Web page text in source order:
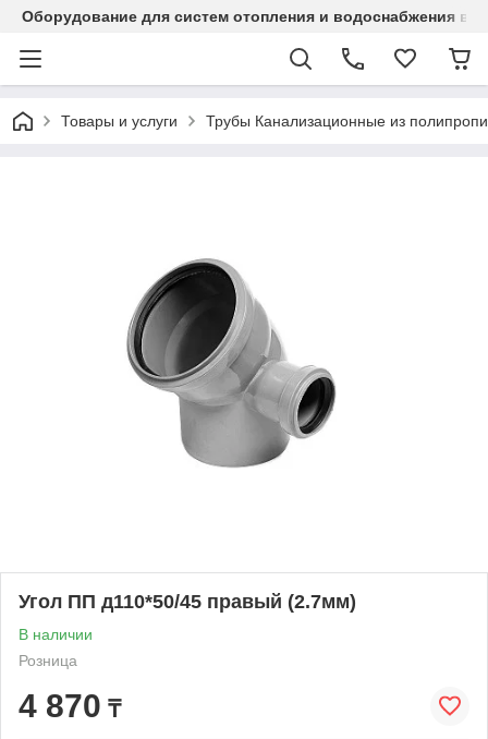
Оборудование для систем отопления и водоснабжения в
Товары и услуги Трубы Канализационные из
Угол ПП д110*50/45 правый (2.7мм)
В наличии
Розница
4 870 ₸